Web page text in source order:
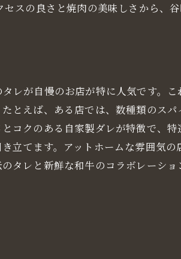
スの良さと焼肉の美味しさから、
レが自慢のお店が特に人気です。
とえば、ある店では、数種類のス
コクのある自家製ダレが特徴で、
立てます。アットホームな雰囲気
タレと新鮮な和牛のコラボレーシ